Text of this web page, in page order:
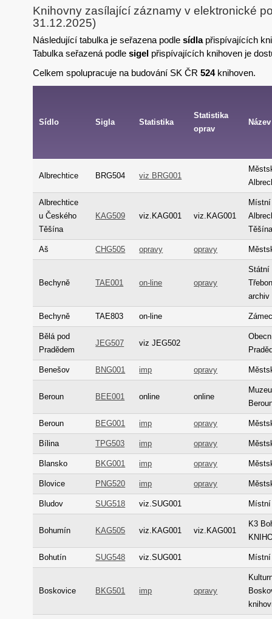
Knihovny zasílající záznamy v elektronické
31.12.2025)
Následující tabulka je seřazena podlesídlapřispívajících
Tabulka seřazená podlesigel přispívajících knihoven je
Celkem spolupracuje na budování SK ČR524knihoven.
Sídlo Sigla Statistika
Statistika
oprav
Albrechtice BRG504 viz BRG001
Albrechtice
u Českého
Těšína
KAG509 viz.KAG001 viz.KAG001
Aš CHG505 opravy opravy
Bechyně TAE001 on-line opravy
Státní
archiv
Bechyně TAE803 on-line
Bělá pod
Pradědem
JEG507 viz JEG502
Benešov BNG001 imp opravy
Beroun BEE001 online online
Beroun BEG001 imp opravy
Bílina TPG503 imp opravy
Blansko BKG001 imp opravy
Blovice PNG520 imp opravy
Bludov SUG518 viz.SUG001
Bohumín KAG505 viz.KAG001 viz.KAG001
K3
Bohutín SUG548 viz.SUG001
Boskovice BKG501 imp opravy